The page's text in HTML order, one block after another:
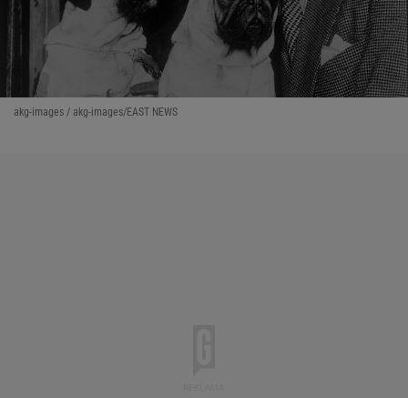
akg-images / akg-images/EAST NEWS